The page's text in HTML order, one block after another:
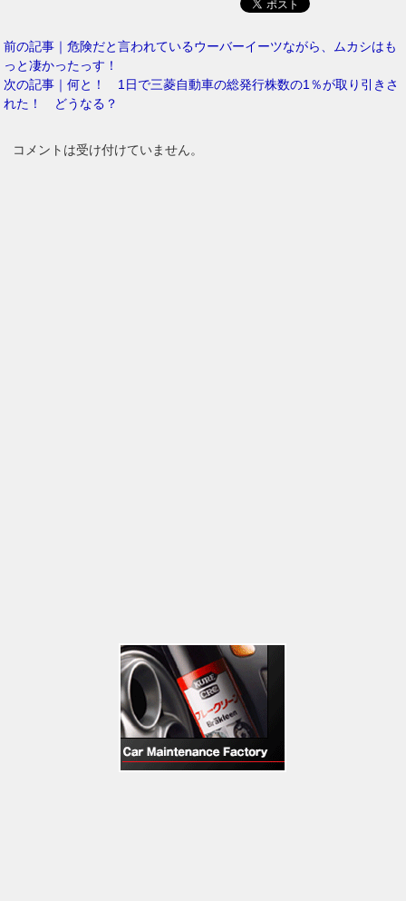
前の記事｜危険だと言われているウーバーイーツながら、ムカシはも
っと凄かったっす！
次の記事｜何と！ 1日で三菱自動車の総発行株数の1％が取り引きさ
れた！ どうなる？
コメントは受け付けていません。